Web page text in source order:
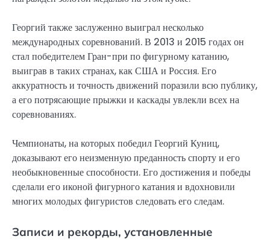
Георгий также заслуженно выиграл несколько
международных соревнований. В 2013 и 2015 годах он
стал победителем Гран-при по фигурному катанию,
выиграв в таких странах, как США и Россия. Его
аккуратность и точность движений поразили всю публику,
а его потрясающие прыжки и каскады увлекли всех на
соревнованиях.
Чемпионаты, на которых победил Георгий Куниц,
доказывают его неизменную преданность спорту и его
необыкновенные способности. Его достижения и победы
сделали его иконой фигурного катания и вдохновили
многих молодых фигуристов следовать его следам.
Записи и рекорды, установленные